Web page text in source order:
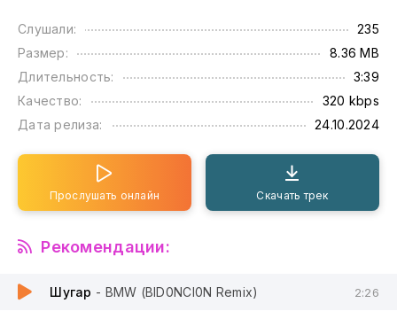
Слушали:
235
Размер:
8.36 MB
Длительность:
3:39
Качество:
320 kbps
Дата релиза:
24.10.2024
Прослушать онлайн Скачать трек
Рекомендации:
Шугар - BMW (BID0NCI0N Remix) 2:26